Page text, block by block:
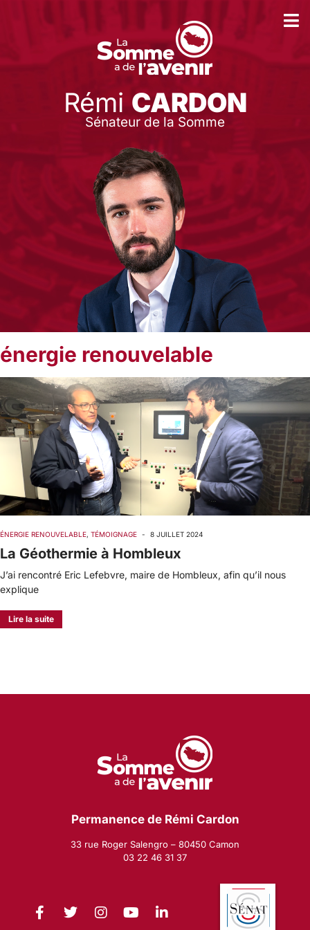
RémiCARDON
Sénateur de la Somme
énergie renouvelable
ÉNERGIE RENOUVELABLE, TÉMOIGNAGE - 8 JUILLET 2024
La Géothermie à Hombleux
J’ai rencontré Eric Lefebvre, maire de Hombleux, afin qu’il nous
explique
Lire la suite
Permanence de Rémi Cardon
33 rue Roger Salengro – 80450 Camon
03 22 46 31 37